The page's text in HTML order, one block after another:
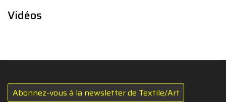
Vidéos
Abonnez-vous à la newsletter de Textile/Art